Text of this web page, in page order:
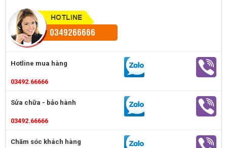
0349266666
Hotline mua hàng
03492.66666
Sửa chữa - bảo hành
03492.66666
Chăm sóc khách hàng